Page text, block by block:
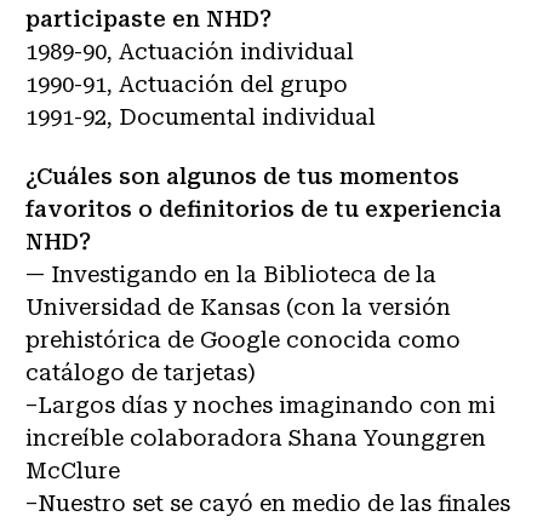
participaste en NHD?
1989-90, Actuación individual
1990-91, Actuación del grupo
1991-92, Documental individual
¿Cuáles son algunos de tus momentos
favoritos o definitorios de tu experiencia
NHD?
— Investigando en la Biblioteca de la
Universidad de Kansas (con la versión
prehistórica de Google conocida como
catálogo de tarjetas)
–Largos días y noches imaginando con mi
increíble colaboradora Shana Younggren
McClure
–Nuestro set se cayó en medio de las finales